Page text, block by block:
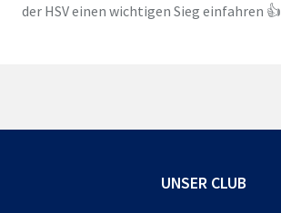
der HSV einen wichtigen Sieg einfahren 👍
UNSER CLUB